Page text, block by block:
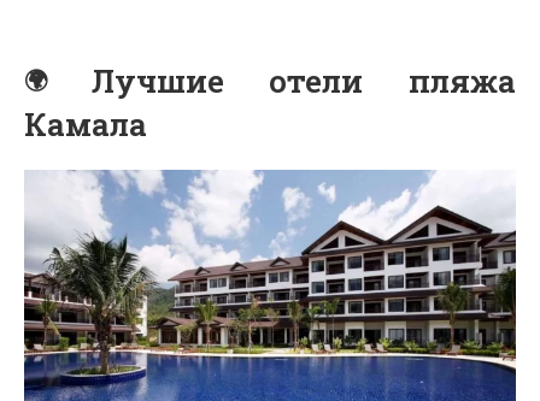
Лучшие отели пляжа
Камала